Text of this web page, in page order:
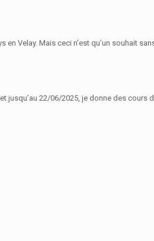
Velay. Mais ceci n’est qu’un souhait
22/06/2025, je donne des cours